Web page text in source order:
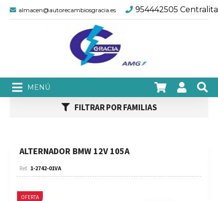
almacen@autorecambiosgracia.es 954442505 Centralita
FILTRAR POR FAMILIAS
ALTERNADOR BMW 12V 105A
1-2742-01VA
OFERTA